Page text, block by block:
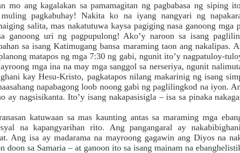
mo ang kagalakan sa pamamagitan ng pagbabasa ng siping
pagkabuhay! Nakita ko na iyang nangyari ng
salita, mas nakatutuwa kaysa pagiging nasa ganoong mga
ganoong uri ng pagpupulong! Ako’y naroon sa isang
sa isang Katimugang bansa maraming taon ang nakalipas.
matapos ng mga 7:30 ng gabi, ngunit ito’y nagpatuloy-
mga ina na may mga sanggol sa nerseriya, ngunit
kay Hesu-Kristo, pagkatapos nilang makarinig ng isang
napabagong loob noong gabi ng paglilingkod na iyon.
ay nagsisikanta. Ito’y isang nakapasisigla – isa sa pinaka
katuwaan sa mas kaunting antas sa maraming mga
na kapangyarihan rito. Ang pangangaral ay
Ang isa ay madarama na mayroong gagawin ang Diyos na
doon sa Samaria – at ganoon ito sa isang mainam na